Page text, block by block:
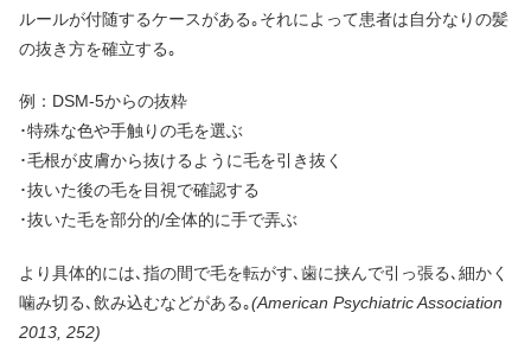
ルールが付随するケースがある｡それによって患者は自分なりの髪
の抜き方を確立する｡
例：DSM-5からの抜粋
･特殊な色や手触りの毛を選ぶ
･毛根が皮膚から抜けるように毛を引き抜く
･抜いた後の毛を目視で確認する
･抜いた毛を部分的/全体的に手で弄ぶ
より具体的には､指の間で毛を転がす､歯に挟んで引っ張る､細かく
噛み切る､飲み込むなどがある｡(American Psychiatric Association
2013, 252)